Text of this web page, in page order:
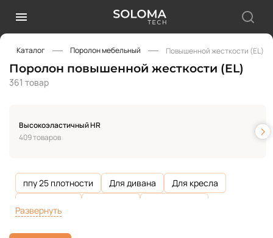
Каталог Поролон мебельный Повышенной жесткости (EL)
Поролон повышенной жесткости (EL)
361 товар
Высокоэластичный HR
409 товаров
ппу 25 плотности Для дивана
Для кресла
Развернуть